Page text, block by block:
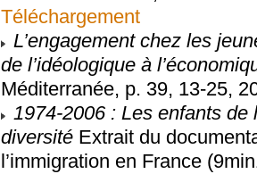
Téléchargement
L’engagement chez les
de l’idéologique à
Méditerranée, p. 39, 13-25,
1974-2006 : Les enfants de
diversité Extrait du
l’immigration en France